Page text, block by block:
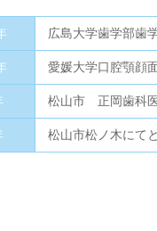
広島大学歯学部歯
愛媛大学口腔顎顔
松山市 正岡歯科
松山市松ノ木にて